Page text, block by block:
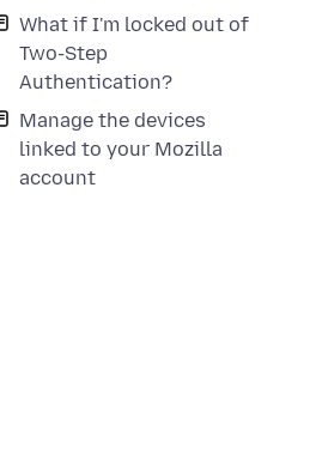
What if I'm locked out of
Two-Step
Authentication?
Manage the devices
linked to your Mozilla
account